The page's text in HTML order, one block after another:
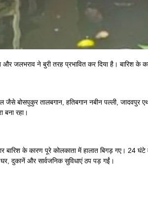
और जलभराव ने बुरी तरह प्रभावित कर दिया है।
बोसपुकुर तालबगान, हतिबगान नबीन पल्ली, जादवपुर
बना रहा।
बारिश के कारण पूरे कोलकाता में हालात बिगड़ गए।
दुकानें और सार्वजनिक सुविधाएं ठप पड़ गईं।